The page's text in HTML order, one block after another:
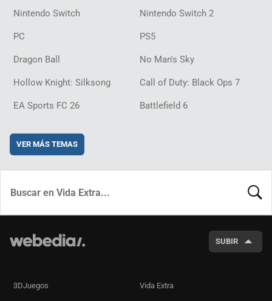
Nintendo Switch Nintendo Switch 2
PC PS5
Dragon Ball No Man's Sky
Hollow Knight: Silksong Call of Duty: Black Ops 7
EA Sports FC 26 Battlefield 6
VER MÁS TEMAS
SUBIR
3DJuegos Vida Extra